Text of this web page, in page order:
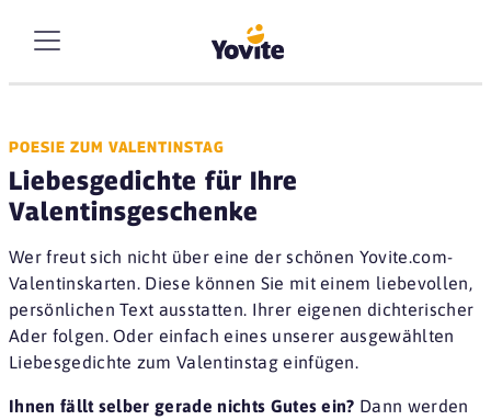
POESIE ZUM VALENTINSTAG
Liebesgedichte für Ihre
Valentinsgeschenke
Wer freut sich nicht über eine der schönen Yovite.com-
Valentinskarten. Diese können Sie mit einem liebevollen,
persönlichen Text ausstatten. Ihrer eigenen dichterischer
Ader folgen. Oder einfach eines unserer ausgewählten
Liebesgedichte zum Valentinstag einfügen.
Ihnen fällt selber gerade nichts Gutes ein? Dann werden